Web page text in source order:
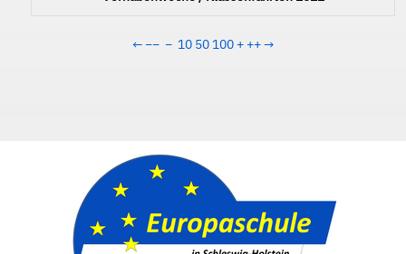
← −− − 10 50 100 + ++→